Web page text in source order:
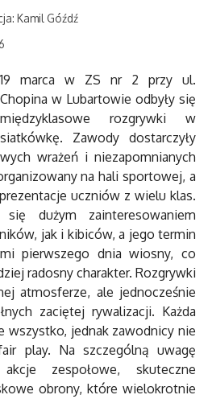
Kamil Góźdź
19 marca w ZS nr 2 przy ul.
Chopina w Lubartowie odbyły się
międzyklasowe rozgrywki w
siatkówkę. Zawody dostarczyły
wrażeń i niezapomnianych
na hali sportowej, a
uczniów z wielu klas.
się dużym zainteresowaniem
jak i kibiców, a jego termin
pierwszego dnia wiosny, co
radosny charakter. Rozgrywki
atmosferze, ale jednocześnie
zaciętej rywalizacji. Każda
wszystko, jednak zawodnicy nie
play. Na szczególną uwagę
akcje zespołowe, skuteczne
obrony, które wielokrotnie